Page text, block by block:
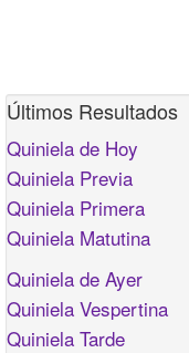
Últimos Resultados
Quiniela de Hoy
Quiniela Previa
Quiniela Primera
Quiniela Matutina
Quiniela de Ayer
Quiniela Vespertina
Quiniela Tarde